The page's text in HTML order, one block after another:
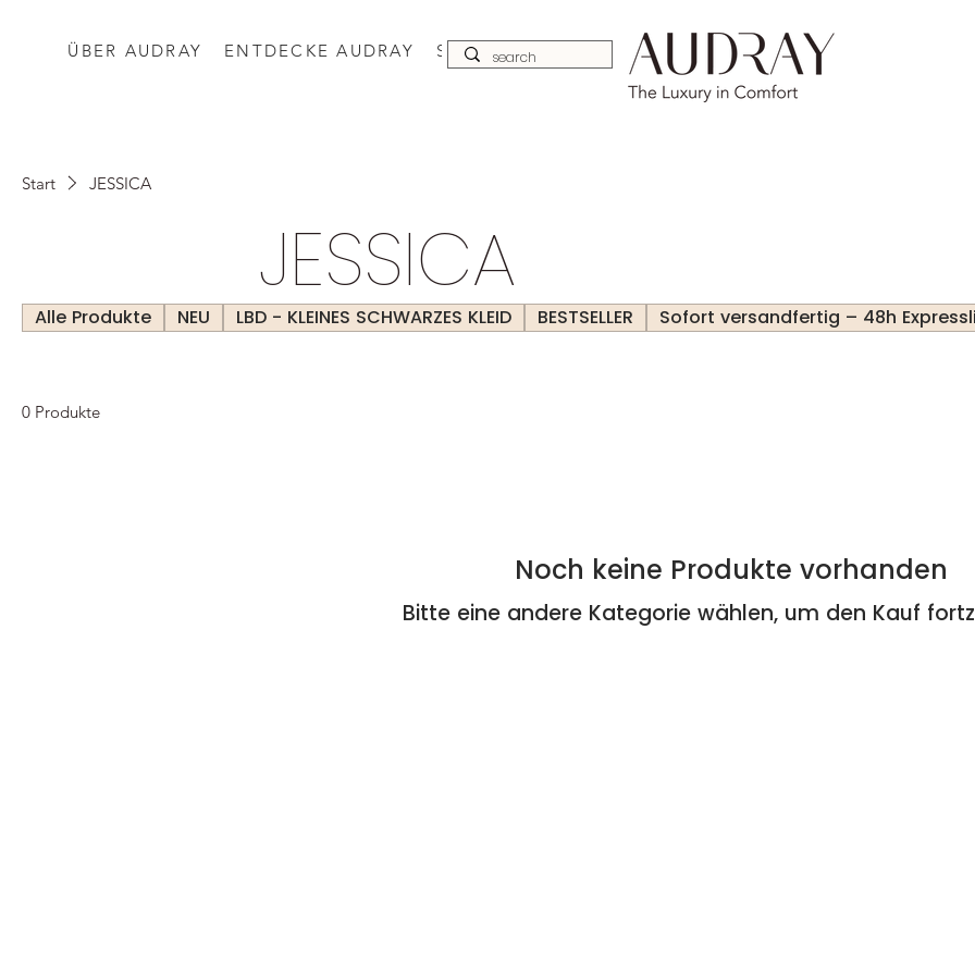
ÜBER AUDRAY ENTDECKE AUDRAY SHOP
Start JESSICA
JESSICA
Alle Produkte NEU LBD - KLEINES SCHWARZES KLEID BESTSELLER Sofort versandfertig – 48h
0 Produkte
Noch keine Produkte vorhanden
Bitte eine andere Kategorie wählen, um den Kauf